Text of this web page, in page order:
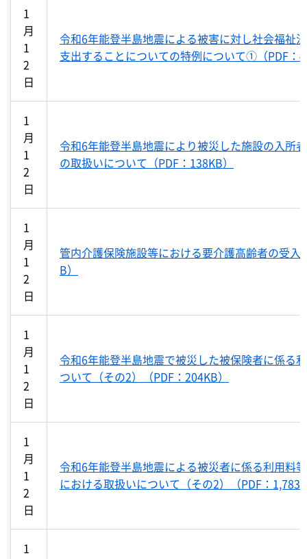
1
月
1
2
日
令和6年能登半島地震による被害に対し社会福祉
支出することについての特例について①（PDF：
1
月
1
2
日
令和6年能登半島地震により被災した施設の入所
の取扱いについて（PDF：138KB）
1
月
1
2
日
管内介護保険施設等における要介護高齢者の受入
B）
1
月
1
2
日
令和6年能登半島地震で被災した被保険者に係る
ついて（その2）（PDF：204KB）
1
月
1
2
日
令和6年能登半島地震による被災者に係る利用料
における取扱いについて（その2）（PDF：
1